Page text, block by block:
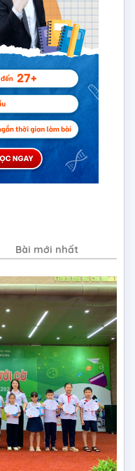
Bài mới nhất